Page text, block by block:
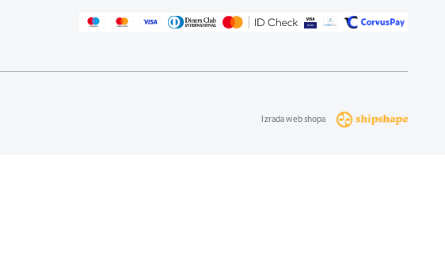
Izrada web shopa